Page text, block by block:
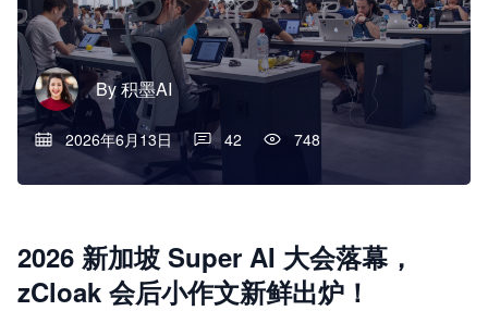
By积墨AI
2026年6月13日 42 748
2026 新加坡 Super AI 大会落幕，
zCloak 会后小作文新鲜出炉！